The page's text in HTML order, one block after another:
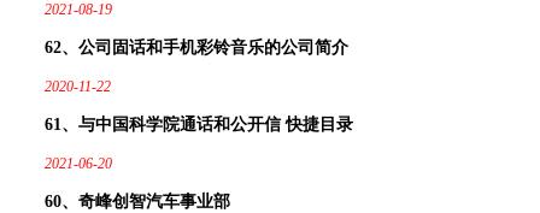
2021-08-19
62、公司固话和手机彩铃音乐的公司简介
2020-11-22
61、与中国科学院通话和公开信 快捷目录
2021-06-20
60、奇峰创智汽车事业部